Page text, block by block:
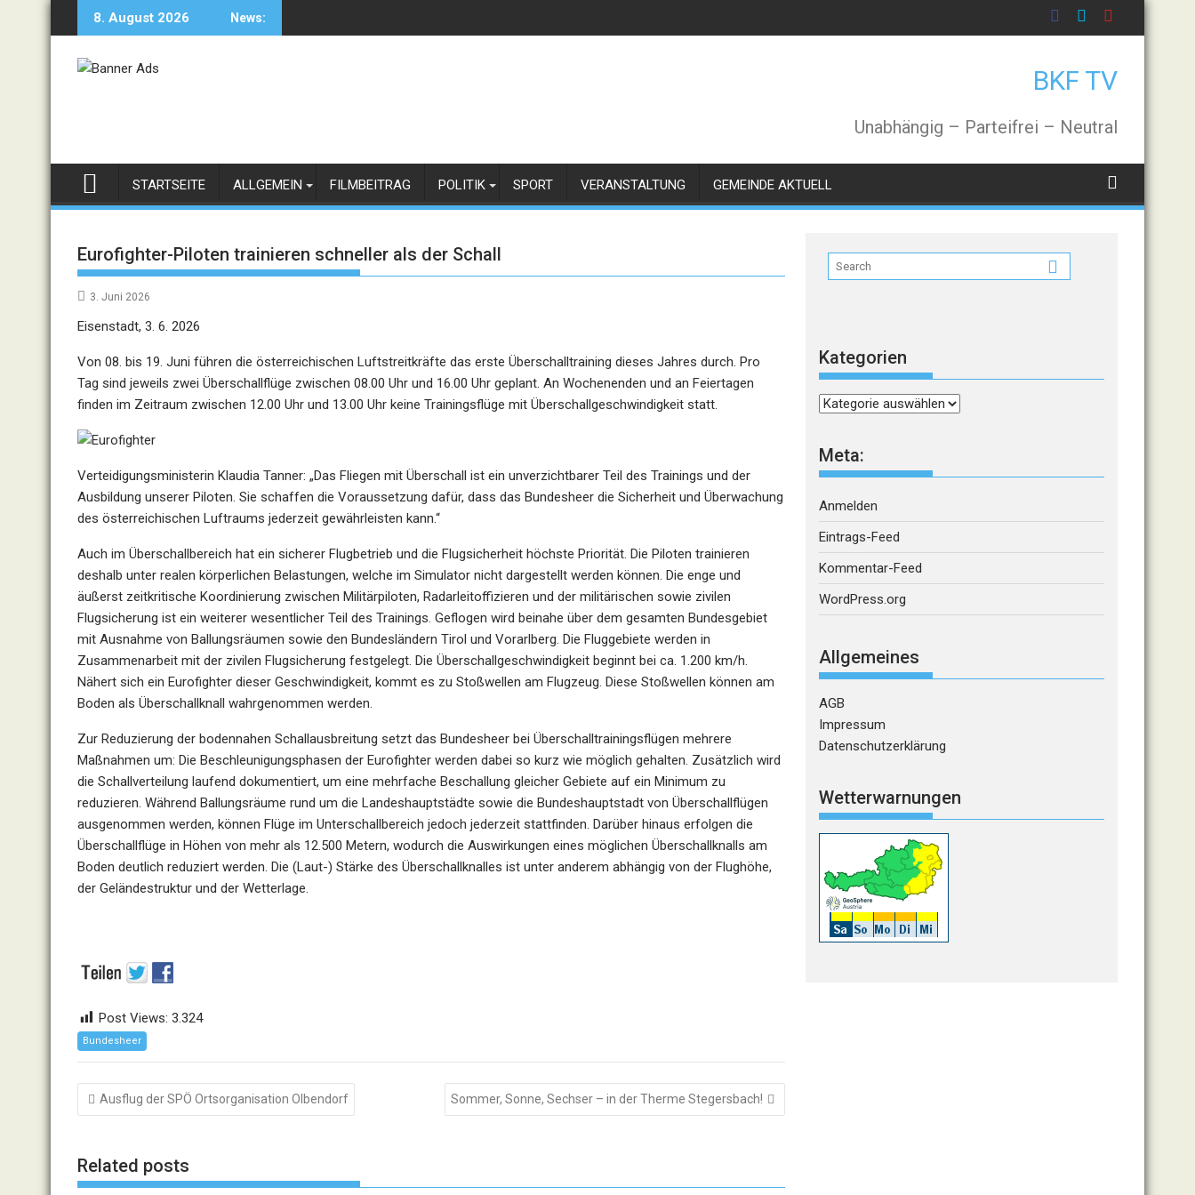
8. August 2026 News:
BKF TV
Unabhängig – Parteifrei – Neutral
STARTSEITE ALLGEMEIN FILMBEITRAG POLITIK SPORT VERANSTALTUNG GEMEINDE AKTUELL
Eurofighter-Piloten trainieren schneller als der Schall
3. Juni 2026
Eisenstadt, 3. 6. 2026
Von 08. bis 19. Juni führen die österreichischen Luftstreitkräfte das erste Überschalltraining dieses Jahres durch. Pro
Tag sind jeweils zwei Überschallflüge zwischen 08.00 Uhr und 16.00 Uhr geplant. An Wochenenden und an Feiertagen
finden im Zeitraum zwischen 12.00 Uhr und 13.00 Uhr keine Trainingsflüge mit Überschallgeschwindigkeit statt.
Verteidigungsministerin Klaudia Tanner: „Das Fliegen mit Überschall ist ein unverzichtbarer Teil des Trainings und der
Ausbildung unserer Piloten. Sie schaffen die Voraussetzung dafür, dass das Bundesheer die Sicherheit und Überwachung
des österreichischen Luftraums jederzeit gewährleisten kann.“
Auch im Überschallbereich hat ein sicherer Flugbetrieb und die Flugsicherheit höchste Priorität. Die Piloten trainieren
deshalb unter realen körperlichen Belastungen, welche im Simulator nicht dargestellt werden können. Die enge und
äußerst zeitkritische Koordinierung zwischen Militärpiloten, Radarleitoffizieren und der militärischen sowie zivilen
Flugsicherung ist ein weiterer wesentlicher Teil des Trainings. Geflogen wird beinahe über dem gesamten Bundesgebiet
mit Ausnahme von Ballungsräumen sowie den Bundesländern Tirol und Vorarlberg. Die Fluggebiete werden in
Zusammenarbeit mit der zivilen Flugsicherung festgelegt. Die Überschallgeschwindigkeit beginnt bei ca. 1.200 km/h.
Nähert sich ein Eurofighter dieser Geschwindigkeit, kommt es zu Stoßwellen am Flugzeug. Diese Stoßwellen können am
Boden als Überschallknall wahrgenommen werden.
Zur Reduzierung der bodennahen Schallausbreitung setzt das Bundesheer bei Überschalltrainingsflügen mehrere
Maßnahmen um: Die Beschleunigungsphasen der Eurofighter werden dabei so kurz wie möglich gehalten. Zusätzlich wird
die Schallverteilung laufend dokumentiert, um eine mehrfache Beschallung gleicher Gebiete auf ein Minimum zu
reduzieren. Während Ballungsräume rund um die Landeshauptstädte sowie die Bundeshauptstadt von Überschallflügen
ausgenommen werden, können Flüge im Unterschallbereich jedoch jederzeit stattfinden. Darüber hinaus erfolgen die
Überschallflüge in Höhen von mehr als 12.500 Metern, wodurch die Auswirkungen eines möglichen Überschallknalls am
Boden deutlich reduziert werden. Die (Laut-) Stärke des Überschallknalles ist unter anderem abhängig von der Flughöhe,
der Geländestruktur und der Wetterlage.
Post Views: 3.324
Bundesheer
Beitragsnavigation
Ausflug der SPÖ Ortsorganisation Olbendorf Sommer, Sonne, Sechser – in der Therme Stegersbach!
Related posts
Kategorien
Kategorien
Meta:
Anmelden
Eintrags-Feed
Kommentar-Feed
WordPress.org
Allgemeines
AGB
Impressum
Datenschutzerklärung
Wetterwarnungen